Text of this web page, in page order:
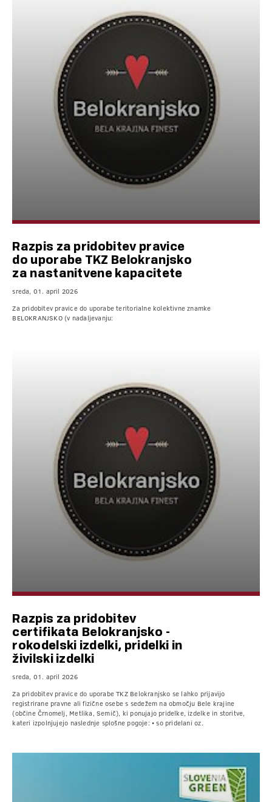
Razpis za pridobitev pravice
do uporabe TKZ Belokranjsko
za nastanitvene kapacitete
sreda, 01. april 2026
Za pridobitev pravice do uporabe teritorialne kolektivne znamke
BELOKRANJSKO (v nadaljevanju:
Razpis za pridobitev
certifikata Belokranjsko -
rokodelski izdelki, pridelki in
živilski izdelki
sreda, 01. april 2026
Za pridobitev pravice do uporabe TKZ Belokranjsko se lahko prijavijo
registrirane pravne ali fizične osebe s sedežem na območju Bele krajine
(občine Črnomelj, Metlika, Semič), ki ponujajo pridelke, izdelke in storitve,
kateri izpolnjujejo naslednje splošne pogoje: • so pridelani oz.